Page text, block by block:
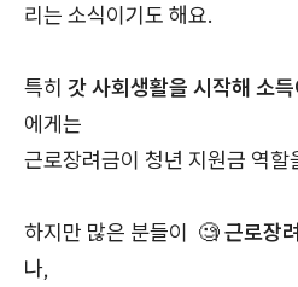
리는 소식이기도 해요.
특히 갓 사회생활을 시작해 소
에게는
근로장려금이 청년 지원금 역할
하지만 많은 분들이 🧐근로장
나,